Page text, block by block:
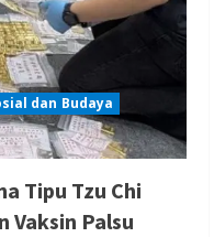
dan Budaya
Tipu Tzu Chi
Vaksin Palsu